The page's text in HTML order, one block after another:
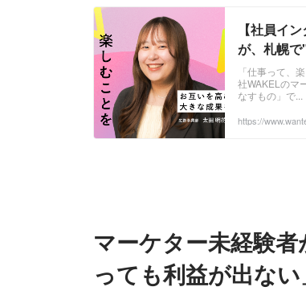
【社員イ
が、札幌
「仕事って、
社WAKELのマ
なすもの」で...
https://
マーケター未経験
っても利益が出な